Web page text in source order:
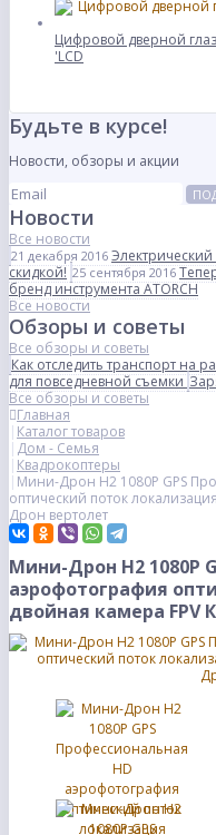
Цифровой дверной
'LCD
Будьте в курсе!
Новости, обзоры и акции
Новости
Все новости
21 декабря 2016 Электрический
скидкой! 25 сентября 2016
бренд инструмента ATORCH
Все новости
Обзоры и советы
Все обзоры и советы
Как отследить транспорт на
для повседневной съемки
Все обзоры и советы
Главная
Каталог товаров
Дом - Семья
Квадрокоптеры
Мини-Дрон H2 1080P GPS
оптический поток
Дрон вертолет
Мини-Дрон H2 1080P
аэрофотография
двойная камера FPV